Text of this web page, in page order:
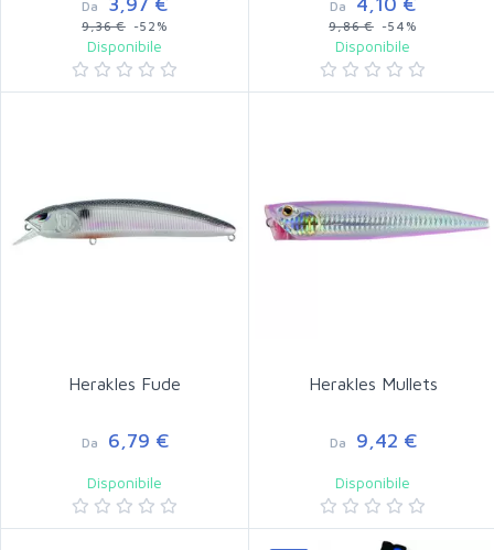
Da
9,36 €-52%
Disponibile
Da
9,86 €-54%
Disponibile
Herakles Fude
Da 6,79 €
Disponibile
Herakles Mullets
Da 9,42 €
Disponibile